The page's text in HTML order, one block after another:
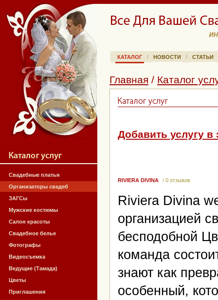
Свадебные платья
Организаторы свадеб
ЗАГСы
Мужские костюмы
Салон красоты
Свадебное белье
Фотографы
Видеосъемка
Ведущие (Тамада)
Цветы
Приглашения
КАТАЛОГ НОВОСТИ СТАТЬИ
Главная / Каталог
Добавить услугу в
RIVIERA DIVINA / 0 отзывов
Riviera Divina
организацией
бесподобной
команда
знают как
особенный,